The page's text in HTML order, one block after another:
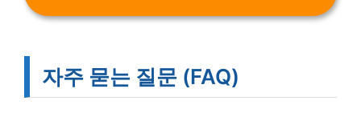
자주 묻는 질문 (FAQ)